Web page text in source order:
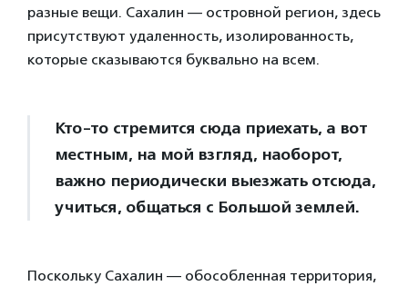
разные вещи. Сахалин — островной регион, здесь
присутствуют удаленность, изолированность,
которые сказываются буквально на всем.
Кто-то стремится сюда приехать, а вот
местным, на мой взгляд, наоборот,
важно периодически выезжать отсюда,
учиться, общаться с Большой землей.
Поскольку Сахалин — обособленная территория,